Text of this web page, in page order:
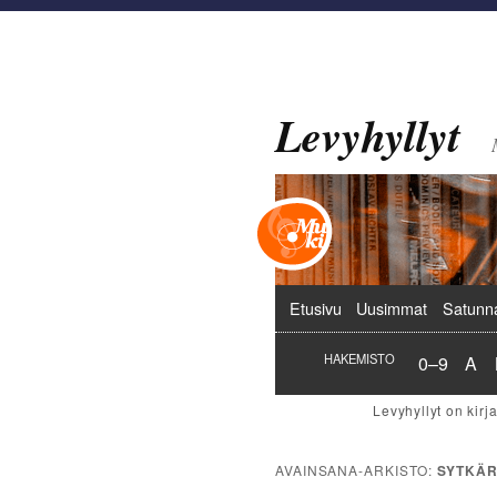
Levyhyllyt
Päävalikko
Etusivu Uusimmat
HAKEMISTO 0–9 A
AVAINSANA-ARKISTO: